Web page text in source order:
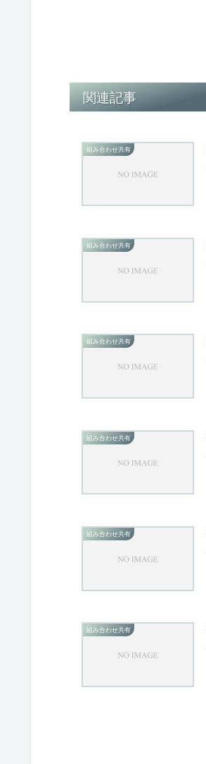
関連記事
組み合わせ共有
組み合わせ共有
組み合わせ共有
組み合わせ共有
組み合わせ共有
組み合わせ共有